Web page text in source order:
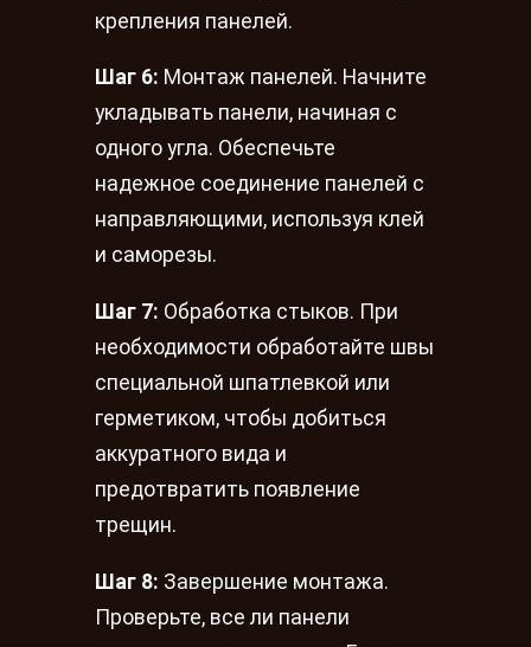
крепления панелей.
Шаг 6: Монтаж панелей. Начните
укладывать панели, начиная с
одного угла. Обеспечьте
надежное соединение панелей с
направляющими, используя клей
и саморезы.
Шаг 7: Обработка стыков. При
необходимости обработайте швы
специальной шпатлевкой или
герметиком, чтобы добиться
аккуратного вида и
предотвратить появление
трещин.
Шаг 8: Завершение монтажа.
Проверьте, все ли панели